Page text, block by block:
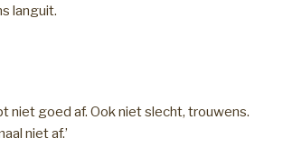
languit.
niet goed af. Ook niet slecht, trouwens.
niet af.’